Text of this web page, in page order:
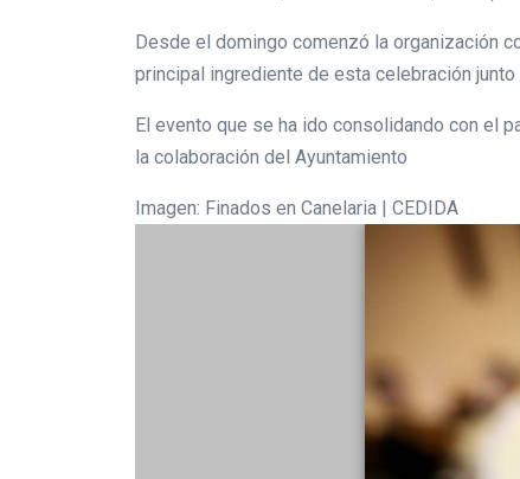
Desde el domingo comenzó la organización
principal ingrediente de esta celebración
El evento que se ha ido consolidando con el
la colaboración del Ayuntamiento
Imagen: Finados en Canelaria | CEDIDA